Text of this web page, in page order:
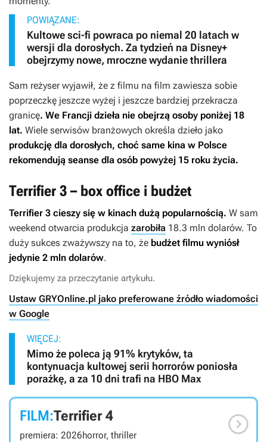
POWIĄZANE:
Kultowe sci-fi powraca po niemal 20 latach w
wersji dla dorosłych. Za tydzień na Disney+
obejrzymy nowe, mroczne wydanie thrillera
Sam reżyser wyjawił, że z filmu na film zawiesza sobie
poprzeczkę jeszcze wyżej i jeszcze bardziej przekracza
granicę. We Francji dzieła nie obejrzą osoby poniżej 18
lat. Wiele serwisów branżowych określa dzieło jako
produkcję dla dorosłych, choć same kina w Polsce
rekomendują seanse dla osób powyżej 15 roku życia.
Terrifier 3 – box office i budżet
Terrifier 3 cieszy się w kinach dużą popularnością. W sam
weekend otwarcia produkcja zarobiła 18.3 mln dolarów. To
duży sukces zważywszy na to, że budżet filmu wyniósł
jedynie 2 mln dolarów.
Dziękujemy za przeczytanie artykułu.
Ustaw GRYOnline.pl jako preferowane źródło wiadomości
w Google
WIĘCEJ:
Mimo że poleca ją 91% krytyków, ta
kontynuacja kultowej serii horrorów poniosła
porażkę, a za 10 dni trafi na HBO Max
FILM:Terrifier 4
premiera: 2026horror, thriller 